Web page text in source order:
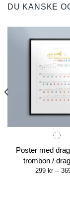
DU KANSKE
Poster med
trombon /
299 kr –